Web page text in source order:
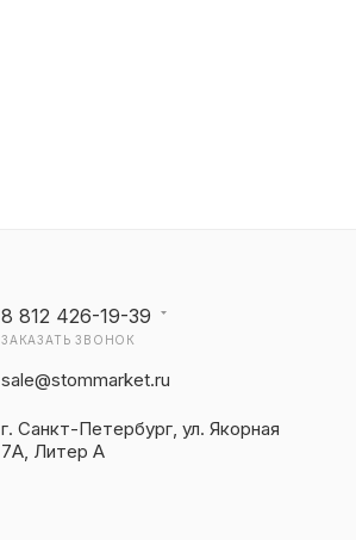
8 812 426-19-39
ЗАКАЗАТЬ ЗВОНОК
sale@stommarket.ru
г. Cанкт-Петербург, ул. Якорная
7А, Литер А